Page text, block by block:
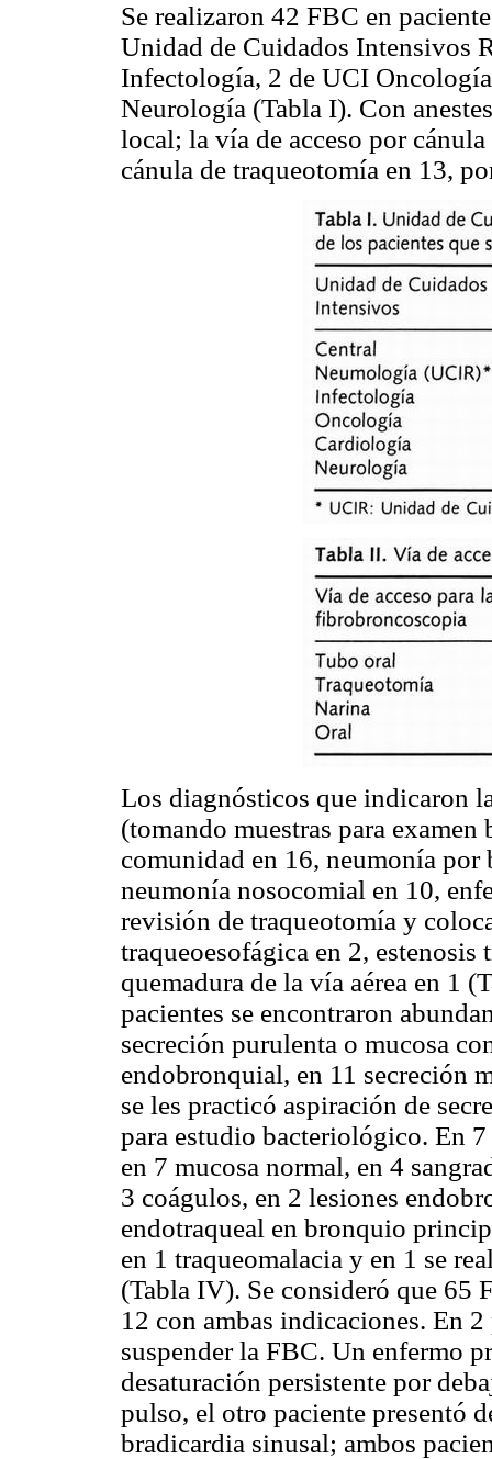
Se realizaron 42 FBC en
Unidad de Cuidados Intensivos
Infectología, 2 de UCI
Neurología (Tabla I). Con
local; la vía de acceso por
cánula de traqueotomía en 13,
Los diagnósticos que indicaron
(tomando muestras para
comunidad en 16, neumonía
neumonía nosocomial en 10,
revisión de traqueotomía y
traqueoesofágica en 2,
quemadura de la vía aérea en 1
pacientes se encontraron
secreción purulenta o mucosa
endobronquial, en 11 secreción
se les practicó aspiración de
para estudio bacteriológico. En 7
en 7 mucosa normal, en 4
3 coágulos, en 2 lesiones
endotraqueal en bronquio
en 1 traqueomalacia y en 1 se
(Tabla IV). Se consideró que 65
12 con ambas indicaciones. En
suspender la FBC. Un enfermo
desaturación persistente por
pulso, el otro paciente presentó
bradicardia sinusal; ambos